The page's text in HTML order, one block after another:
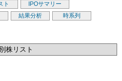
ト
IPOサマリー
結果分析
時系列
株リスト